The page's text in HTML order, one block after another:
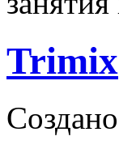
Trimix